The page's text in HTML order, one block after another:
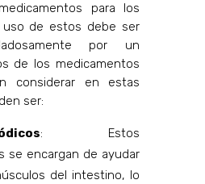
para los
uso de estos debe ser
por un
de los medicamentos
considerar en estas
ser:
: Estos
se encargan de ayudar
del intestino, lo